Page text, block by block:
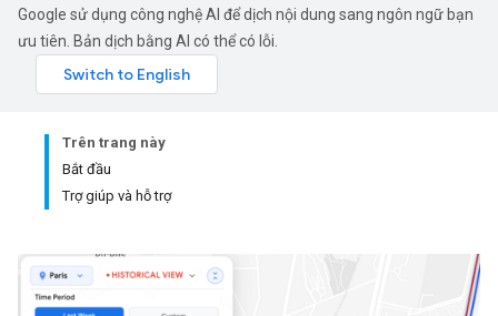
Google sử dụng công nghệ AI để dịch nội dung sang ngôn ngữ bạn
ưu tiên. Bản dịch bằng AI có thể có lỗi.
Trên trang này
Bắt đầu
Trợ giúp và hỗ trợ